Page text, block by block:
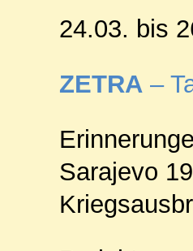
24.03. bis
ZETRA –
Sarajevo